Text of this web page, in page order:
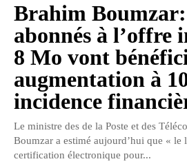
Brahim
abonnés à l’offre
8 Mo vont
augmentation à
incidence
Le ministre des de la Poste et des
Boumzar a estimé aujourd’hui que «
certification électronique pour...